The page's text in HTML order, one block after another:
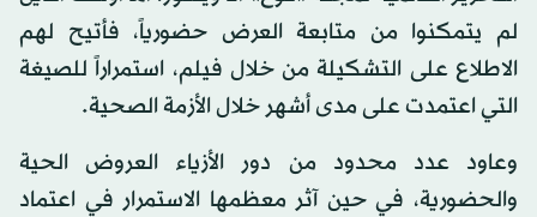
لم يتمكنوا من متابعة العرض حضورياً، فأتيح لهم
الاطلاع على التشكيلة من خلال فيلم، استمراراً للصيغة
التي اعتمدت على مدى أشهر خلال الأزمة الصحية.
وعاود عدد محدود من دور الأزياء العروض الحية
والحضورية، في حين آثر معظمها الاستمرار في اعتماد